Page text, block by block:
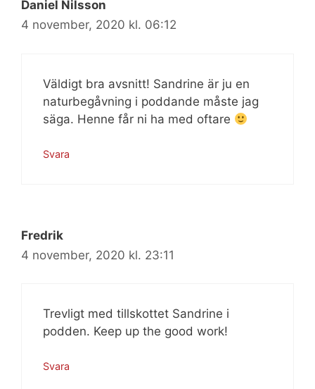
Daniel Nilsson
4 november, 2020 kl. 06:12
Väldigt bra avsnitt! Sandrine är ju en
naturbegåvning i poddande måste jag
säga. Henne får ni ha med oftare
Svara
Fredrik
4 november, 2020 kl. 23:11
Trevligt med tillskottet Sandrine i
podden. Keep up the good work!
Svara